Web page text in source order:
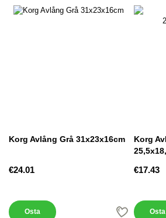
Korg Avlång Grå 31x23x16cm
€24.01
Osta
Korg
€17.43
Osta